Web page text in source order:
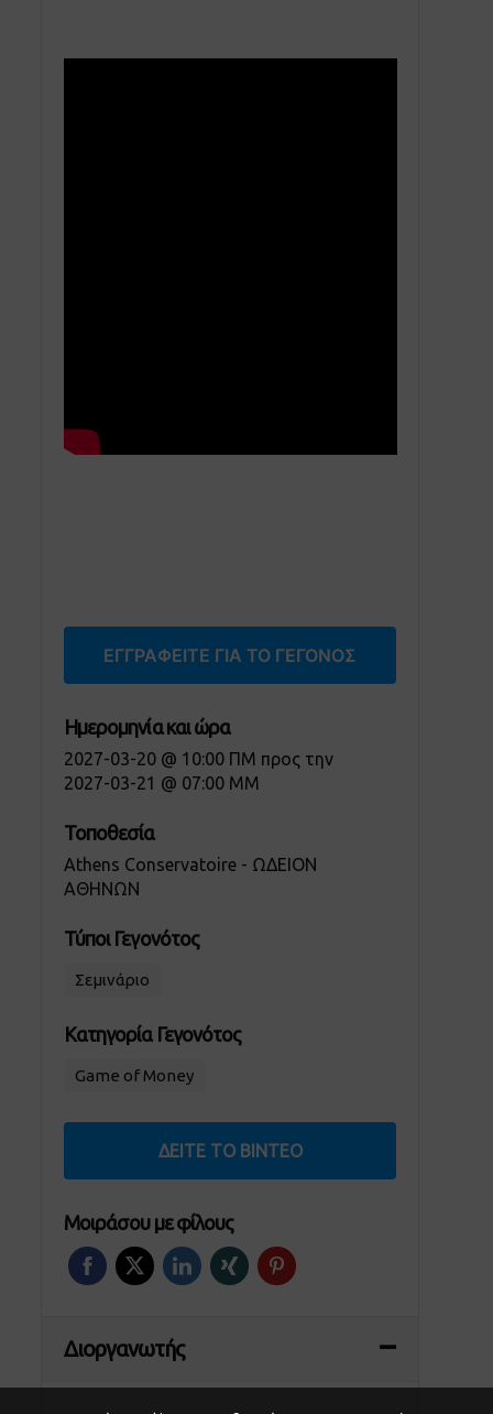
ΕΓΓΡΑΦΕΊΤΕ ΓΙΑ ΤΟ ΓΕΓΟΝΌΣ
Ημερομηνία και ώρα
2027-03-20 @ 10:00 ΠΜ προς την
2027-03-21 @ 07:00 ΜΜ
Τοποθεσία
Athens Conservatoire - ΩΔΕΙΟΝ
ΑΘΗΝΩΝ
Τύποι Γεγονότος
Σεμινάριο
Κατηγορία Γεγονότος
Game of Money
ΔΕΊΤΕ ΤΟ ΒΊΝΤΕΟ
Μοιράσου με φίλους
Διοργανωτής